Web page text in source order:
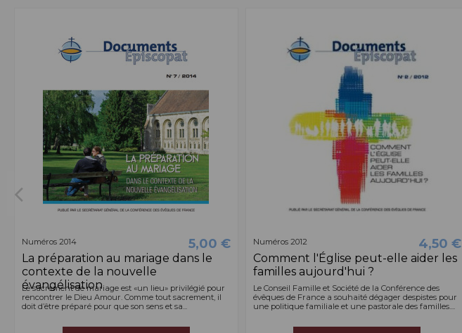
Numéros 2014 5,00 €
La préparation au mariage dans le
contexte de la nouvelle
évangélisation
Le sacrement de mariage est «un lieu» privilégié pour
rencontrer le Dieu Amour. Comme tout sacrement, il
doit d’être préparé pour que son sens et sa...
Numéros 2012 4,50 €
Comment l'Église peut-elle aider les
familles aujourd'hui ?
Le Conseil Famille et Société de la Conférence des
évêques de France a souhaité dégager despistes pour
une politique familiale et une pastorale des familles....